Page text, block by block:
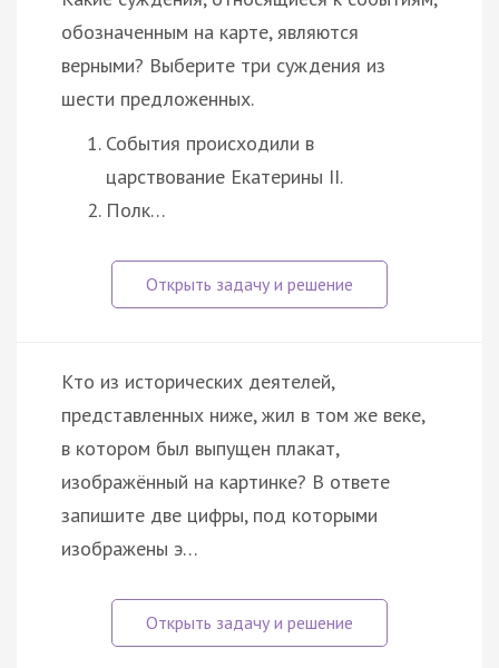
обозначенным на карте, являются
верными? Выберите три суждения из
шести предложенных.
События происходили в
царствование Екатерины II.
Полк…
Кто из исторических деятелей,
представленных ниже, жил в том же веке,
в котором был выпущен плакат,
изображённый на картинке? В ответе
запишите две цифры, под которыми
изображены э…